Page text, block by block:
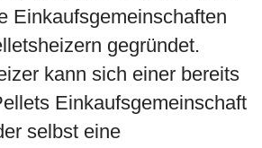
Einkaufsgemeinschaften
gegründet.
kann sich einer bereits
Einkaufsgemeinschaft
selbst eine